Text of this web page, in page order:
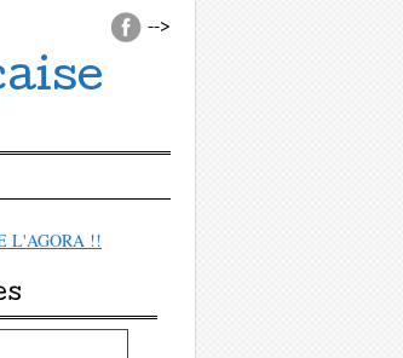
-->
L'AGORA !!